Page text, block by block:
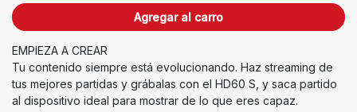
Agregar al carro
EMPIEZA A CREAR
Tu contenido siempre está evolucionando. Haz streaming de
tus mejores partidas y grábalas con el HD60 S, y saca partido
al dispositivo ideal para mostrar de lo que eres capaz.